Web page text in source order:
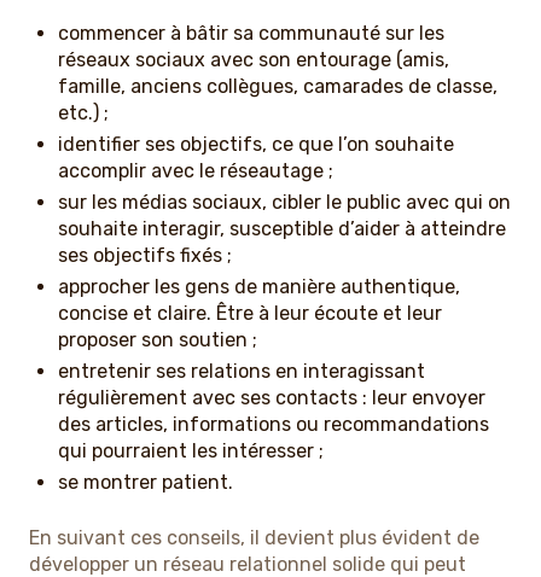
commencer à bâtir sa communauté sur les
réseaux sociaux avec son entourage (amis,
famille, anciens collègues, camarades de classe,
etc.) ;
identifier ses objectifs, ce que l’on souhaite
accomplir avec le réseautage ;
sur les médias sociaux, cibler le public avec qui on
souhaite interagir, susceptible d’aider à atteindre
ses objectifs fixés ;
approcher les gens de manière authentique,
concise et claire. Être à leur écoute et leur
proposer son soutien ;
entretenir ses relations en interagissant
régulièrement avec ses contacts : leur envoyer
des articles, informations ou recommandations
qui pourraient les intéresser ;
se montrer patient.
En suivant ces conseils, il devient plus évident de
développer un réseau relationnel solide qui peut